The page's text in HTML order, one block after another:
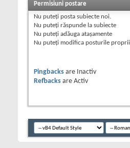
Permisiuni postare
Nu puteţi posta subiecte noi.
Nu puteţi răspunde la subiecte
Nu puteţi adăuga ataşamente
Nu puteţi modifica posturile proprii
Pingbacks are
Inactiv
Refbacks are Activ